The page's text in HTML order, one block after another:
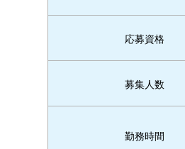
応募資格
募集人数
勤務時間